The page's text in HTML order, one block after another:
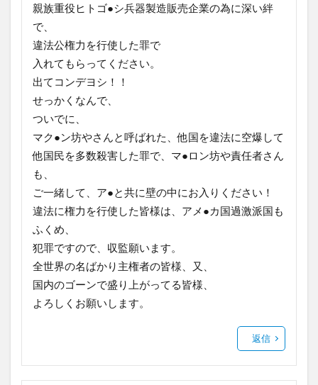
親族重役ヒトゴ●シ兵器製造販売企業の為に深い絆
で、
違法公権力を行使した罪で
入れてもらってください。
出てコンデヨシ！！
せっかくなんで、
ついでに、
マク●ン坊やさんと呼ばれた、他国を違法に空爆して
他国民を多数殺害した罪で、マ●ロン坊や責任者さん
も、
ご一緒して、ア●と共に壁の中にお入りください！
違法に権力を行使した皆様は、アメ●カ国過激派国も
ふくめ、
犯罪ですので、収監願います。
全世界の名ばかり主権者の皆様、又、
国内のゴーンで盛り上がってる皆様、
よろしくお願いします。
返信